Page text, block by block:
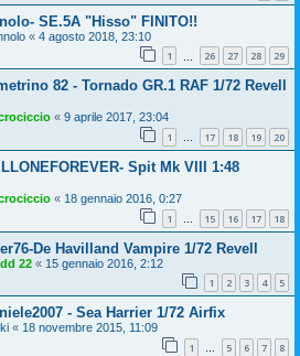
SE.5A "Hisso" FINITO!!
« 4 agosto 2018, 23:10
1 26 27 28 29
82 - Tornado GR.1 RAF 1/72 Revell
« 9 aprile 2017, 23:04
1 … 17 18 19 20
Spit Mk VIII 1:48
« 18 gennaio 2016, 0:27
1 … 15 16 17 18
De Havilland Vampire 1/72 Revell
22 « 15 gennaio 2016, 2:12
1 2 3 4 5
- Sea Harrier 1/72 Airfix
« 18 novembre 2015, 11:09
1 … 5 6 7 8